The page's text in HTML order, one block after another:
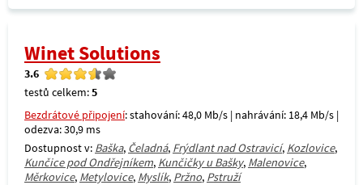
Winet Solutions
3.6
testů celkem:5
Bezdrátové připojení: stahování: 48,0 Mb/s | nahrávání: 18,4 Mb/s |
odezva: 30,9 ms
Dostupnost v: Baška, Čeladná, Frýdlant nad Ostravicí, Kozlovice,
Kunčice pod Ondřejníkem, Kunčičky u Bašky, Malenovice,
Měrkovice, Metylovice, Myslík, Pržno, Pstruží